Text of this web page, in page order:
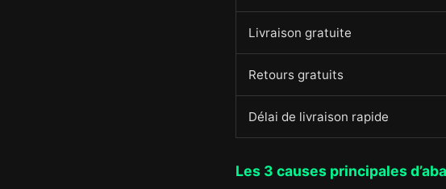
Livraison gratuite
Retours gratuits
Délai de livraison rapide
Les 3 causes principales